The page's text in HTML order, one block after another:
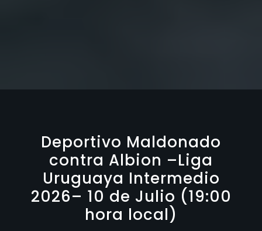
Deportivo Maldonado
contra Albion –Liga
Uruguaya Intermedio
2026– 10 de Julio (19:00
hora local)